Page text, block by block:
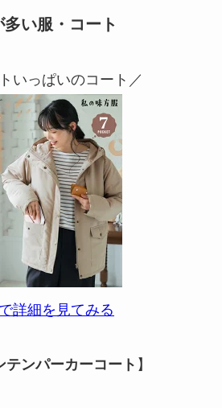
多い服・コート
いっぱいのコート／
詳細を見てみる
テンパーカーコート 】